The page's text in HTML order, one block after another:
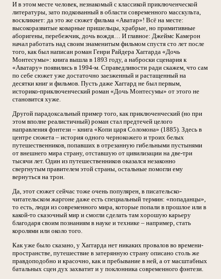
И в этом месте человек, незнакомый с классикой приключенческой
литературы, зато подкованный в области современного масскульта,
воскликнет: да это же сюжет фильма «Аватар»! Всё на месте:
высокоразвитые коварные пришельцы, храбрые, но примитивные
аборигены, перебежчик, дочь вождя… И главное: Джеймс Камерон
начал работать над своим знаменитым фильмом спустя сто лет после
того, как был написан роман Генри Райдера Хаггарда «Дочь
Монтесумы»: книга вышла в 1893 году, а наброски сценария к
«Аватару» появились в 1994-м. Справедливости ради скажем, что сам
по себе сюжет уже достаточно заезженный и растащенный на
десятки книг и фильмов. Пусть даже Хаггард не был первым,
историко-приключенческий роман «Дочь Монтесумы» от этого не
становится хуже.
Другой парадоксальный пример того, как приключенческий (но при
этом вполне реалистичный) роман стал предтечей целого
направления фэнтези – книга «Копи царя Соломона» (1885). Здесь в
центре сюжета – история одного чернокожего и троих белых
путешественников, попавших в отрезанную гибельными пустынями
от внешнего мира страну, отставшую от цивилизации на две-три
тысячи лет. Один из путешественников оказался незаконно
свергнутым правителем этой страны, остальные помогли ему
вернуться на трон.
Да, этот сюжет сейчас тоже очень популярен, в писательско-
читательском жаргоне даже есть специальный термин: «попаданцы»,
то есть, люди из современного мира, которые попали в прошлое или в
какой-то сказочный мир и смогли сделать там хорошую карьеру
благодаря своим познаниям в науке и технике – например, стать
королями или около того.
Как уже было сказано, у Хаггарда нет никаких провалов во времени-
пространстве, путешествие в затерянную страну описано столь же
правдоподобно и красочно, как и пребывание в ней, а от масштабных
батальных сцен дух захватит и у поклонника современного фэнтези.